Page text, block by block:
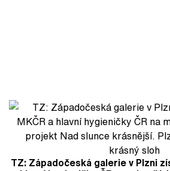
TZ: Západočeská galerie v Plzni